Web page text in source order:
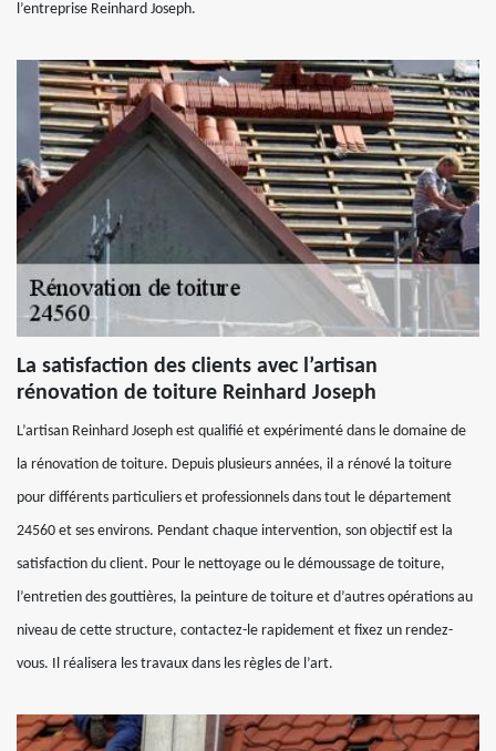
l’entreprise Reinhard Joseph.
La satisfaction des clients avec l’artisan
rénovation de toiture Reinhard Joseph
L’artisan Reinhard Joseph est qualifié et expérimenté dans le domaine de
la rénovation de toiture. Depuis plusieurs années, il a rénové la toiture
pour différents particuliers et professionnels dans tout le département
24560 et ses environs. Pendant chaque intervention, son objectif est la
satisfaction du client. Pour le nettoyage ou le démoussage de toiture,
l’entretien des gouttières, la peinture de toiture et d’autres opérations au
niveau de cette structure, contactez-le rapidement et fixez un rendez-
vous. Il réalisera les travaux dans les règles de l’art.